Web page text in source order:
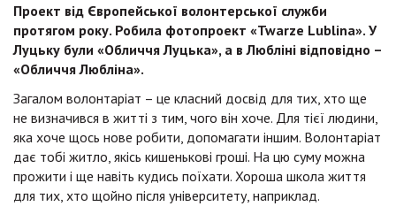
Проект від Європейської волонтерської служби
протягом року. Робила фотопроект «Twarze Lublina». У
Луцьку були «Обличчя Луцька», а в Любліні відповідно –
«Обличчя Любліна».
Загалом волонтаріат – це класний досвід для тих, хто ще
не визначився в житті з тим, чого він хоче. Для тієї людини,
яка хоче щось нове робити, допомагати іншим. Волонтаріат
дає тобі житло, якісь кишенькові гроші. На цю суму можна
прожити і ще навіть кудись поїхати. Хороша школа життя
для тих, хто щойно після університету, наприклад.